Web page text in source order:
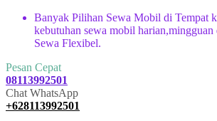
Banyak Pilihan Sewa Mobil di Tempat
kebutuhan sewa mobil
Sewa Flexibel.
Pesan Cepat
08113992501
Chat WhatsApp
+628113992501